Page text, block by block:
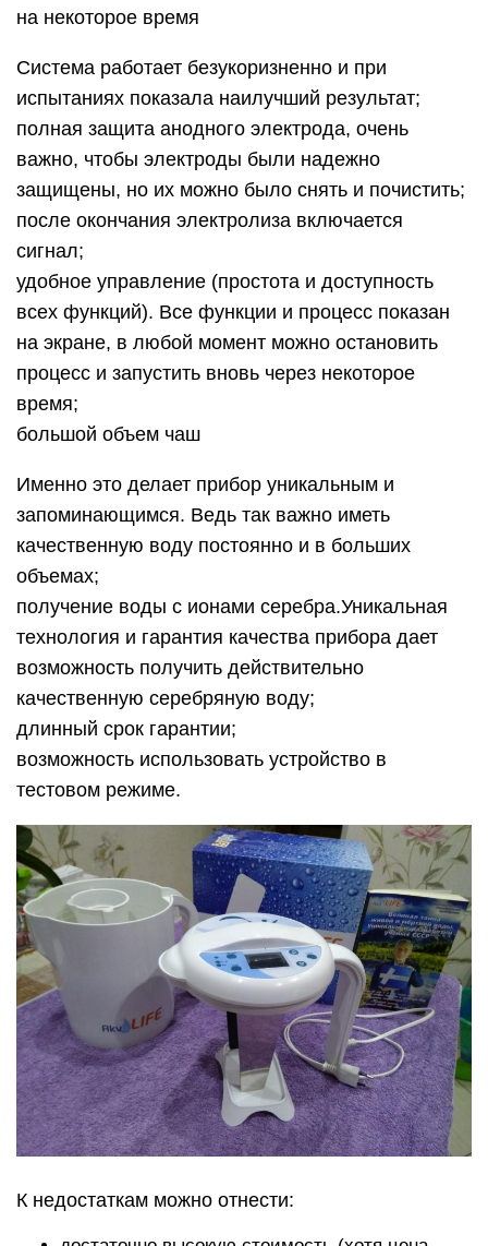
на некоторое время
Система работает безукоризненно и при
испытаниях показала наилучший результат;
полная защита анодного электрода, очень
важно, чтобы электроды были надежно
защищены, но их можно было снять и почистить;
после окончания электролиза включается
сигнал;
удобное управление (простота и доступность
всех функций). Все функции и процесс показан
на экране, в любой момент можно остановить
процесс и запустить вновь через некоторое
время;
большой объем чаш
Именно это делает прибор уникальным и
запоминающимся. Ведь так важно иметь
качественную воду постоянно и в больших
объемах;
получение воды с ионами серебра.Уникальная
технология и гарантия качества прибора дает
возможность получить действительно
качественную серебряную воду;
длинный срок гарантии;
возможность использовать устройство в
тестовом режиме.
К недостаткам можно отнести: